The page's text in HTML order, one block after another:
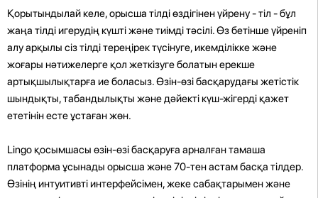
Қорытындылай келе, орысша тілді өздігінен үйрену - тіл - бұл
жаңа тілді игерудің күшті және тиімді тәсілі. Өз бетінше үйреніп
алу арқылы сіз тілді тереңірек түсінуге, икемділікке және
жоғары нәтижелерге қол жеткізуге болатын ерекше
артықшылықтарға ие боласыз. Өзін-өзі басқарудағы жетістік
шындықты, табандылықты және дәйекті күш-жігерді қажет
ететінін есте ұстаған жөн.
Lingo қосымшасы өзін-өзі басқаруға арналған тамаша
платформа ұсынады орысша және 70-тен астам басқа тілдер.
Өзінің интуитивті интерфейсімен, жеке сабақтарымен және